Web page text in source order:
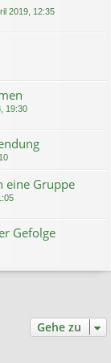
2019, 12:35
19:30
eine Gruppe
Gefolge
Gehe zu